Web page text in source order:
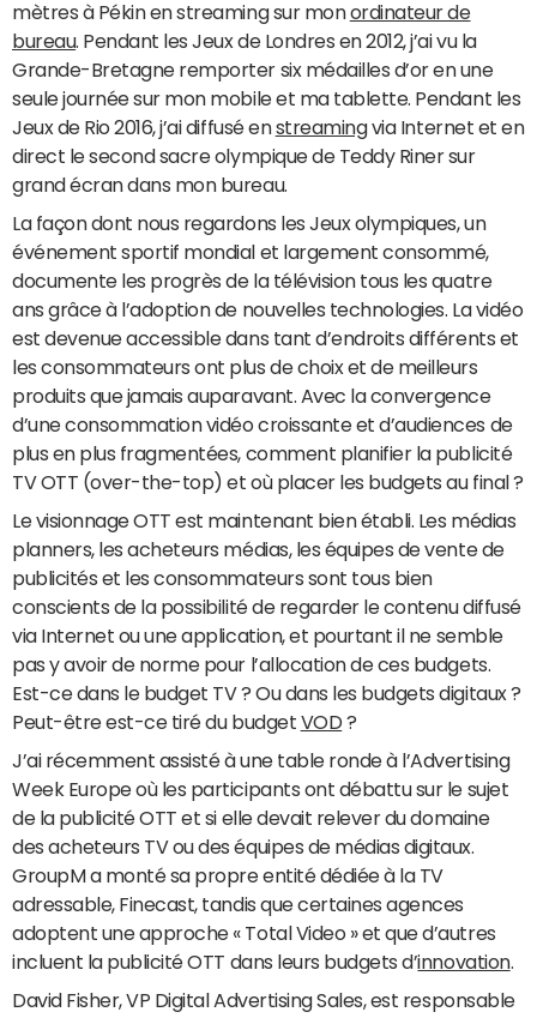
mètres à Pékin en streaming sur monordinateur de
bureau. Pendant les Jeux de Londres en 2012, j’ai vu la
Grande-Bretagne remporter six médailles d’or en une
seule journée sur mon mobile et ma tablette. Pendant les
Jeux de Rio 2016, j’ai diffusé enstreamingvia Internet et en
direct le second sacre olympique de Teddy Riner sur
grand écran dans mon bureau.
La façon dont nous regardons les Jeux olympiques, un
événement sportif mondial et largement consommé,
documente les progrès de la télévision tous les quatre
ans grâce à l’adoption de nouvelles technologies. La vidéo
est devenue accessible dans tant d’endroits différents et
les consommateurs ont plus de choix et de meilleurs
produits que jamais auparavant. Avec la convergence
d’une consommation vidéo croissante et d’audiences de
plus en plus fragmentées, comment planifier la publicité
TV OTT (over-the-top) et où placer les budgets au final ?
Le visionnage OTT est maintenant bien établi. Les médias
planners, les acheteurs médias, les équipes de vente de
publicités et les consommateurs sont tous bien
conscients de la possibilité de regarder le contenu diffusé
via Internet ou une application, et pourtant il ne semble
pas y avoir de norme pour l’allocation de ces budgets.
Est-ce dans le budget TV ? Ou dans les budgets digitaux ?
Peut-être est-ce tiré du budget VOD ?
J’ai récemment assisté à une table ronde à l’Advertising
Week Europe où les participants ont débattu sur le sujet
de la publicité OTT et si elle devait relever du domaine
des acheteurs TV ou des équipes de médias digitaux.
GroupM a monté sa propre entité dédiée à la TV
adressable, Finecast, tandis que certaines agences
adoptent une approche « Total Video » et que d’autres
incluent la publicité OTT dans leurs budgets d’innovation.
David Fisher, VP Digital Advertising Sales, est responsable